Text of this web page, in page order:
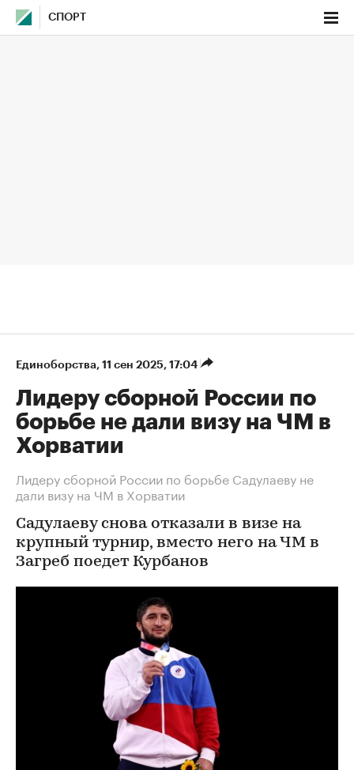
СПОРТ
Единоборства⁠, 11 сен 2025, 17:04
Лидеру сборной России по
борьбе не дали визу на ЧМ в
Хорватии
Лидеру сборной России по борьбе Садулаеву не
дали визу на ЧМ в Хорватии
Садулаеву снова отказали в визе на
крупный турнир, вместо него на ЧМ в
Загреб поедет Курбанов